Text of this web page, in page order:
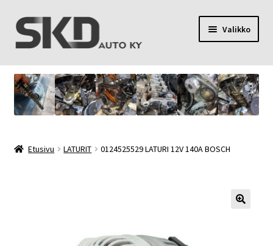
Siirry
navigointiin
Siirry
sisältöön
Valikko
SKD Auto Ky
Toimitusehdot
Etusivu LATURIT 0124525529 LATURI 12V 140A BOSCH